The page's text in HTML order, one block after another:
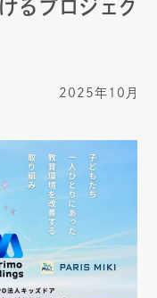
るプロジェク
2025年10月